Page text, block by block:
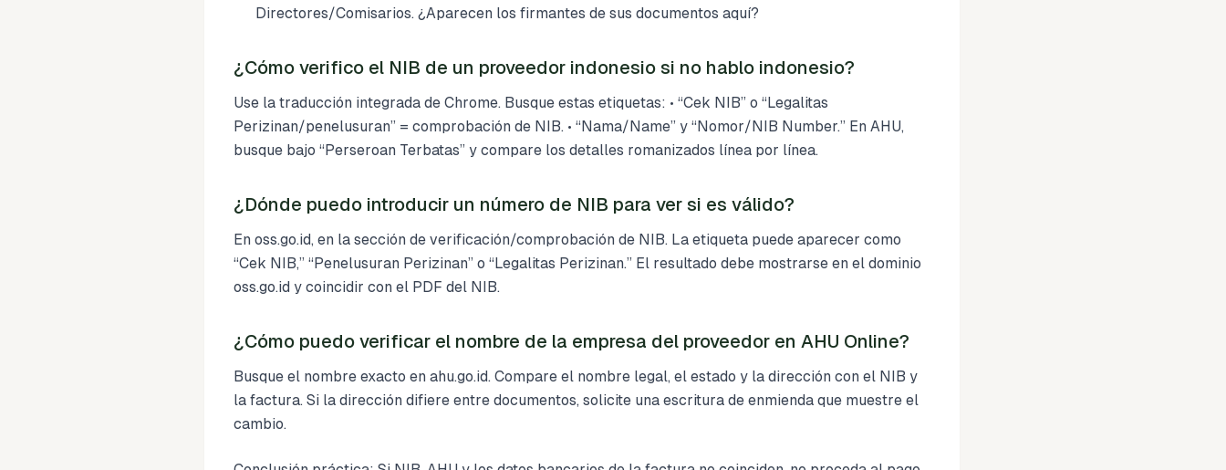
Directores/Comisarios. ¿Aparecen los firmantes de sus documentos aquí?
¿Cómo verifico el NIB de un proveedor indonesio si no hablo indonesio?
Use la traducción integrada de Chrome. Busque estas etiquetas: • “Cek NIB” o “Legalitas
Perizinan/penelusuran” = comprobación de NIB. • “Nama/Name” y “Nomor/NIB Number.” En AHU,
busque bajo “Perseroan Terbatas” y compare los detalles romanizados línea por línea.
¿Dónde puedo introducir un número de NIB para ver si es válido?
En oss.go.id, en la sección de verificación/comprobación de NIB. La etiqueta puede aparecer como
“Cek NIB,” “Penelusuran Perizinan” o “Legalitas Perizinan.” El resultado debe mostrarse en el dominio
oss.go.id y coincidir con el PDF del NIB.
¿Cómo puedo verificar el nombre de la empresa del proveedor en AHU Online?
Busque el nombre exacto en ahu.go.id. Compare el nombre legal, el estado y la dirección con el NIB y
la factura. Si la dirección difiere entre documentos, solicite una escritura de enmienda que muestre el
cambio.